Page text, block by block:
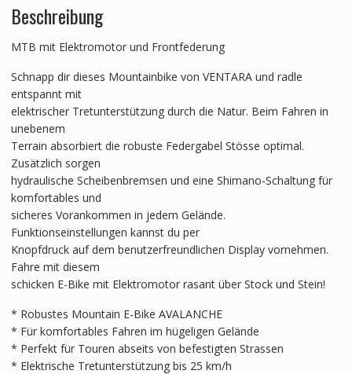
Beschreibung
MTB mit Elektromotor und Frontfederung
Schnapp dir dieses Mountainbike von VENTARA und radle
entspannt mit
elektrischer Tretunterstützung durch die Natur. Beim Fahren in
unebenem
Terrain absorbiert die robuste Federgabel Stösse optimal.
Zusätzlich sorgen
hydraulische Scheibenbremsen und eine Shimano-Schaltung für
komfortables und
sicheres Vorankommen in jedem Gelände.
Funktionseinstellungen kannst du per
Knopfdruck auf dem benutzerfreundlichen Display vornehmen.
Fahre mit diesem
schicken E-Bike mit Elektromotor rasant über Stock und Stein!
* Robustes Mountain E-Bike AVALANCHE
* Für komfortables Fahren im hügeligen Gelände
* Perfekt für Touren abseits von befestigten Strassen
* Elektrische Tretunterstützung bis 25 km/h